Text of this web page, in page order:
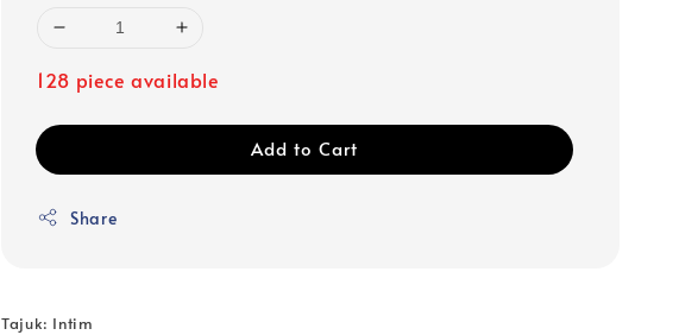
128 piece available
Add to Cart
Share
Tajuk: Intim